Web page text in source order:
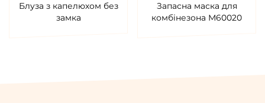
Блуза з капелюхом без
замка
Запасна маска для
комбінезона М60020